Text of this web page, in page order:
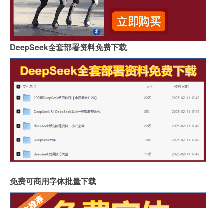
DeepSeek全套部署资料免费下载
免费可商用字体批量下载